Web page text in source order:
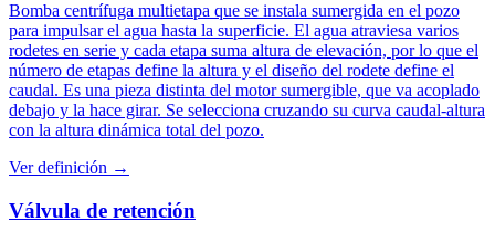
Bomba centrífuga multietapa que se instala sumergida en el pozo
para impulsar el agua hasta la superficie. El agua atraviesa varios
rodetes en serie y cada etapa suma altura de elevación, por lo que el
número de etapas define la altura y el diseño del rodete define el
caudal. Es una pieza distinta del motor sumergible, que va acoplado
debajo y la hace girar. Se selecciona cruzando su curva caudal-altura
con la altura dinámica total del pozo.
Ver definición →
Válvula de retención